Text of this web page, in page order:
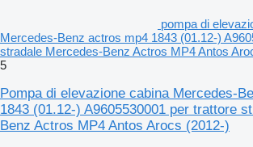
pompa di
Mercedes-Benz actros mp4 1843 (01.12-)
stradale Mercedes-Benz Actros MP4 Antos
5
Pompa di elevazione cabina Mercedes-
1843 (01.12-) A9605530001 per trattore
Benz Actros MP4 Antos Arocs (2012-)